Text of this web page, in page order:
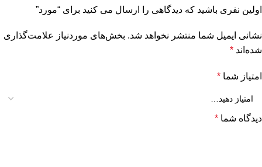
اولین نفری باشید که دیدگاهی را ارسال می کنید برای “مورد”
نشانی ایمیل شما منتشر نخواهد شد. بخش‌های موردنیاز علامت‌گذاری
شده‌اند *
امتیاز شما *
دیدگاه شما *